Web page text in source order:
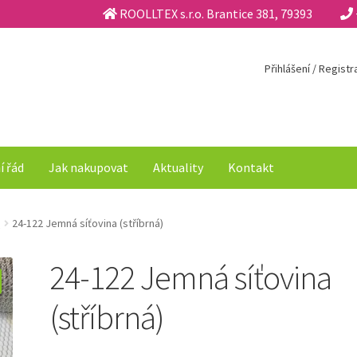
ROOLLTEX s.r.o. Brantice 381, 79393
Přihlášení /
řád Jak nakupovat Aktuality Kontakt
24-122 Jemná síťovina (stříbrná)
24-122 Jemná síťovina
(stříbrná)